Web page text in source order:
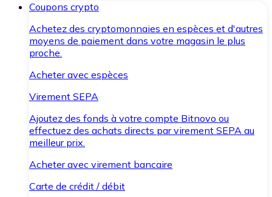
Coupons crypto
Achetez des cryptomonnaies en espèces et d'autres
moyens de paiement dans votre magasin le plus
proche.
Acheter avec espèces
Virement SEPA
Ajoutez des fonds à votre compte Bitnovo ou
effectuez des achats directs par virement SEPA au
meilleur prix.
Acheter avec virement bancaire
Carte de crédit / débit